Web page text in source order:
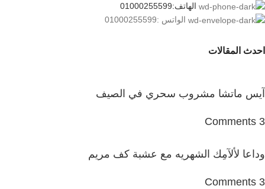
الهاتف:01000255599
الواتس :01000255599
احدث المقالات
آيس ماتشا مشروب سحري في الصيف
3 Comments
وداعا لألآمِك الشهريه مع عشبة كف مريم
3 Comments